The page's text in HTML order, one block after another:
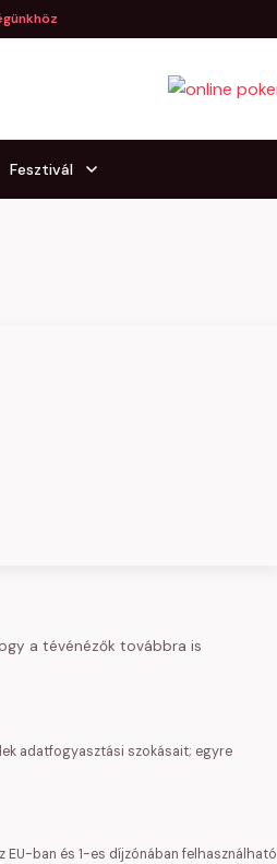
Fesztivál
a tévénézők továbbra is
adatfogyasztási szokásait; egyre
ban és 1-es díjzónában felhasználható